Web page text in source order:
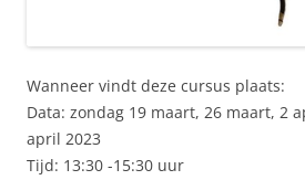
Wanneer vindt deze cursus plaats:
Data: zondag 19 maart, 26 maart, 2
april 2023
Tijd: 13:30 -15:30 uur